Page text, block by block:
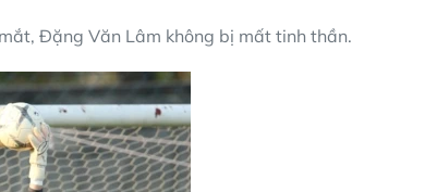
Đặng Văn Lâm không bị mất tinh thần.